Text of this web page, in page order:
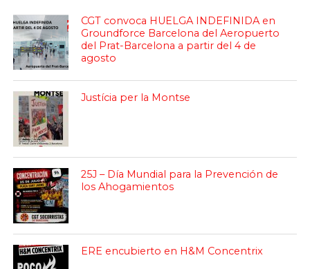
CGT convoca HUELGA INDEFINIDA en
Groundforce Barcelona del Aeropuerto
del Prat-Barcelona a partir del 4 de
agosto
Justícia per la Montse
25J – Día Mundial para la Prevención de
los Ahogamientos
ERE encubierto en H&M Concentrix